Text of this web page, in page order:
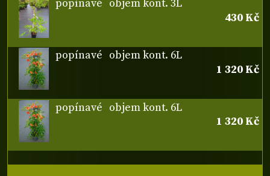
popínavé objem kont. 3L
430 Kč
popínavé objem kont. 6L
1 320 Kč
popínavé objem kont. 6L
1 320 Kč